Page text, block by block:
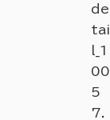
de
tai
l_1
00
5
7.